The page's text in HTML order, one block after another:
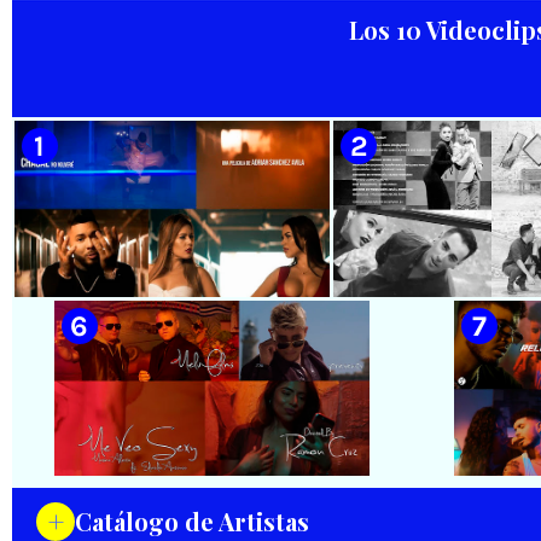
Haila || ¨La cinturita¨ ||
Director: Henry García
Quintana || Videoclip || Música
Popular Bailable Cubana || Son
- Salsa - Timba || CUBA
NESCIO, basado en la obra
musical ¨Niño siniestro¨ |
Autor: Ernesto Romero |
Director: Héctor Falagán De
Cabo | Videoclip | Música Pop
Rock Cubana | Artistas Cubanos
| Instrumental | CUBA
Los 10
🟡 Chacal - ¨No Volveré¨ - Videoclip
- Dirección: Adrián Sánchez Ávila
🟡 Adrián
Manzanares - ¨Ya es
Videoclip -
+ Catálogo de Artistas